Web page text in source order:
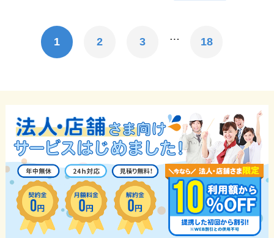
1 2 3 … 18